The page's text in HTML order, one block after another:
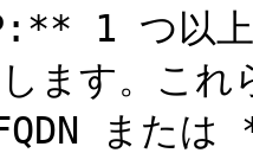
1 つ以上
ます。こ
また